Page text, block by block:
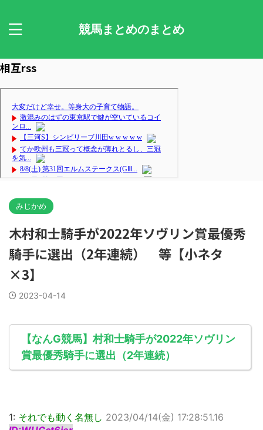
競馬まとめのまとめ
相互rss
みじかめ
木村和士騎手が2022年ソヴリン賞最優秀
騎手に選出（2年連続） 等【小ネタ
×3】
2023-04-14
【なんG競馬】村和士騎手が2022年ソヴリン
賞最優秀騎手に選出（2年連続）
1: それでも動く名無し 2023/04/14(金) 17:28:51.16